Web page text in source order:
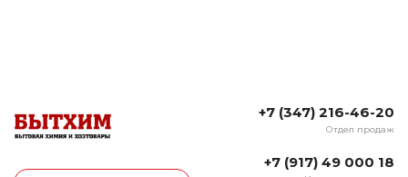
+7 (347) 216-46-20
Отдел продаж
+7 (917) 49 000 18